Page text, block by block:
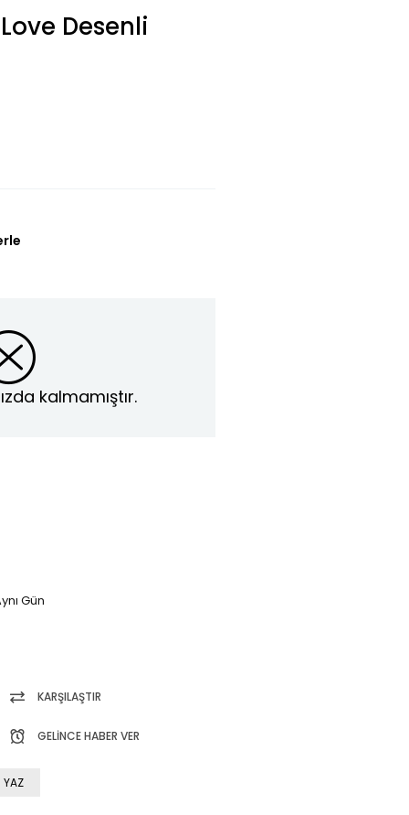
Desenli
kalmamıştır.
Gün
KARŞILAŞTIR
GELINCE HABER VER
YAZ